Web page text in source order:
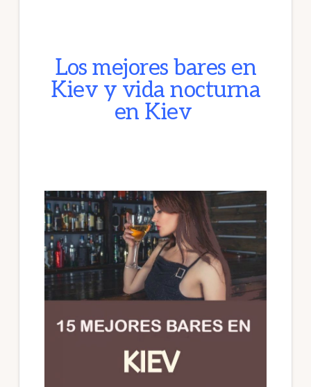
Los mejores bares en
Kiev y vida nocturna
en Kiev